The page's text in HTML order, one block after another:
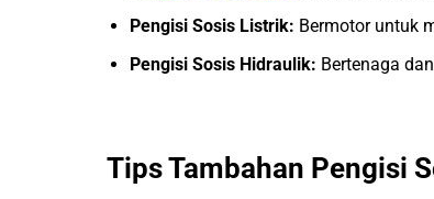
Pengisi Sosis Listrik: Bermotor untuk
Pengisi Sosis Hidraulik: Bertenaga
Tips Tambahan Pengisi